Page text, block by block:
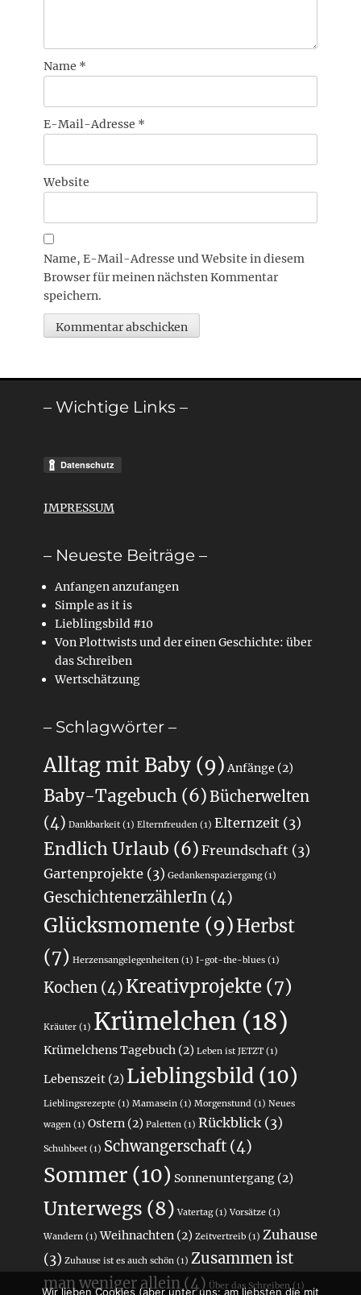
Name *
E-Mail-Adresse *
Website
Name, E-Mail-Adresse und Website in diesem
Browser für meinen nächsten Kommentar
speichern.
– Wichtige Links –
IMPRESSUM
– Neueste Beiträge –
Anfangen anzufangen
Simple as it is
Lieblingsbild #10
Von Plottwists und der einen Geschichte: über
das Schreiben
Wertschätzung
– Schlagwörter –
Alltag mit Baby (9) Anfänge (2)
Baby-Tagebuch (6)Bücherwelten
(4) Dankbarkeit (1) Elternfreuden (1) Elternzeit (3)
Endlich Urlaub (6) Freundschaft (3)
Gartenprojekte (3) Gedankenspaziergang(1)
GeschichtenerzählerIn (4)
Glücksmomente (9)Herbst
(7) Herzensangelegenheiten (1) I-got-the-blues (1)
Kochen (4) Kreativprojekte (7)
Kräuter (1) Krümelchen (18)
Krümelchens Tagebuch (2) Leben ist JETZT (1)
Lebenszeit (2) Lieblingsbild (10)
Lieblingsrezepte (1) Mamasein (1) Morgenstund (1) Neues
wagen (1) Ostern (2) Paletten (1) Rückblick(3)
Schuhbeet (1) Schwangerschaft (4)
Sommer (10) Sonnenuntergang (2)
Unterwegs (8) Vatertag(1) Vorsätze (1)
Wandern (1) Weihnachten (2) Zeitvertreib (1) Zuhause
(3) Zuhause ist es auch schön (1) Zusammen ist
man weniger allein (4) Über das Schreiben(1)
Wir lieben Cookies (aber unter uns: am liebsten die mit